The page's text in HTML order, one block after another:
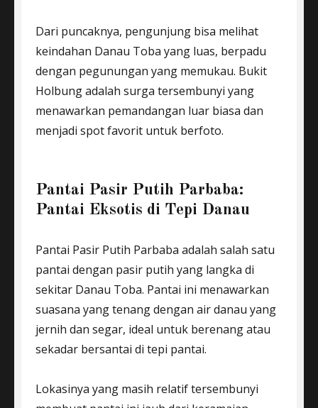
Dari puncaknya, pengunjung bisa melihat
keindahan Danau Toba yang luas, berpadu
dengan pegunungan yang memukau. Bukit
Holbung adalah surga tersembunyi yang
menawarkan pemandangan luar biasa dan
menjadi spot favorit untuk berfoto.
Pantai Pasir Putih Parbaba:
Pantai Eksotis di Tepi Danau
Pantai Pasir Putih Parbaba adalah salah satu
pantai dengan pasir putih yang langka di
sekitar Danau Toba. Pantai ini menawarkan
suasana yang tenang dengan air danau yang
jernih dan segar, ideal untuk berenang atau
sekadar bersantai di tepi pantai.
Lokasinya yang masih relatif tersembunyi